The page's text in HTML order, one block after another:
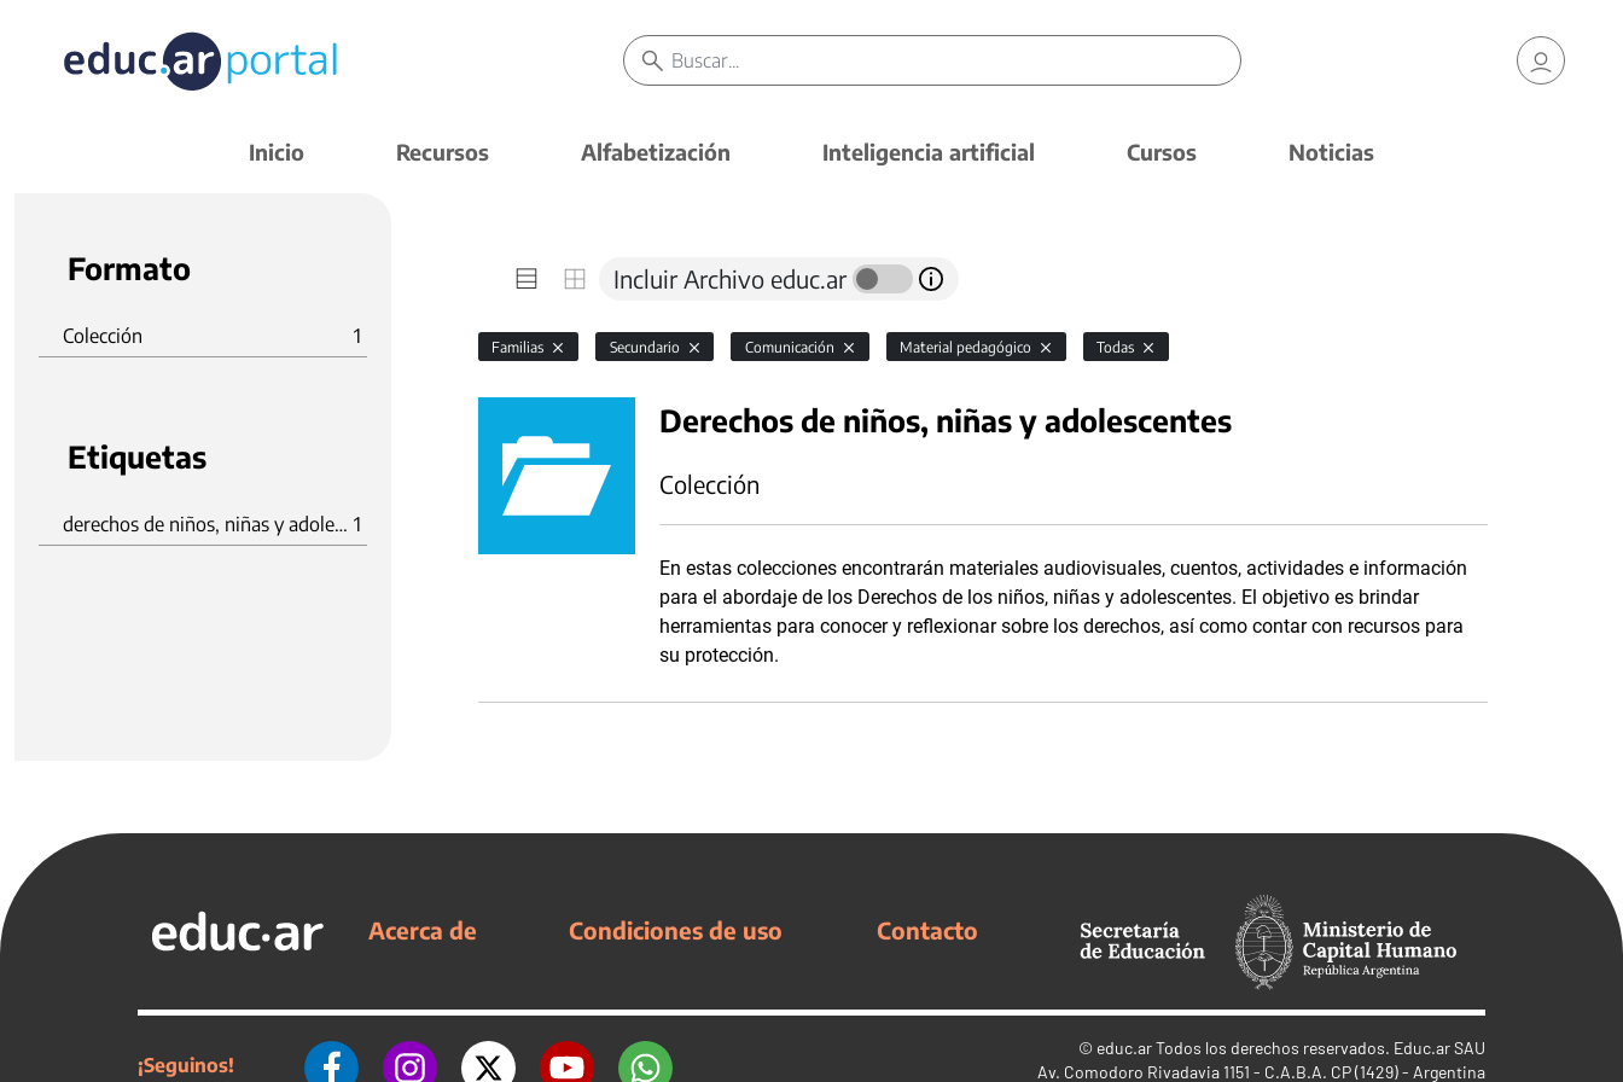
Inicio Recursos Alfabetización Inteligencia artificial Cursos Noticias
Formato
Colección 1
Etiquetas
derechos de niños, niñas y adolescentes 1
Incluir Archivo educ.ar
Familias Secundario Comunicación Material pedagógico Todas
Derechos de niños, niñas y adolescentes
Colección
En estas colecciones encontrarán materiales audiovisuales, cuentos, actividades e información
para el abordaje de los Derechos de los niños, niñas y adolescentes. El objetivo es brindar
herramientas para conocer y reflexionar sobre los derechos, así como contar con recursos para
su protección.
Acerca de Condiciones de uso Contacto
¡Seguinos!
© educ.arTodos los derechos reservados. Educ.ar SAU
Av. Comodoro Rivadavia 1151 - C.A.B.A. CP (1429) - Argentina